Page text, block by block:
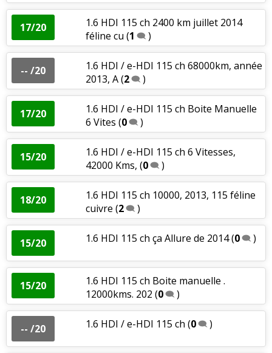
17/20
1.6 HDI 115 ch 2400 km juillet 2014
féline cu (1 )
-- /20
1.6 HDI / e-HDI 115 ch 68000km, année
2013, A(2 )
17/20
1.6 HDI / e-HDI 115 ch Boite Manuelle
6 Vites (0 )
15/20
1.6 HDI / e-HDI 115 ch 6 Vitesses,
42000 Kms, (0 )
18/20
1.6 HDI 115 ch 10000, 2013, 115 féline
cuivre (2 )
15/20 1.6 HDI 115 ch ça Allure de 2014(0 )
15/20
1.6 HDI 115 ch Boite manuelle .
12000kms. 202 (0 )
-- /20 1.6 HDI / e-HDI 115 ch (0 )